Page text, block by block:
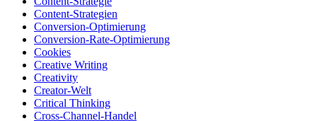
Content-Strategien
Conversion-Optimierung
Conversion-Rate-Optimierung
Cookies
Creative Writing
Creativity
Creator-Welt
Critical Thinking
Cross-Channel-Handel